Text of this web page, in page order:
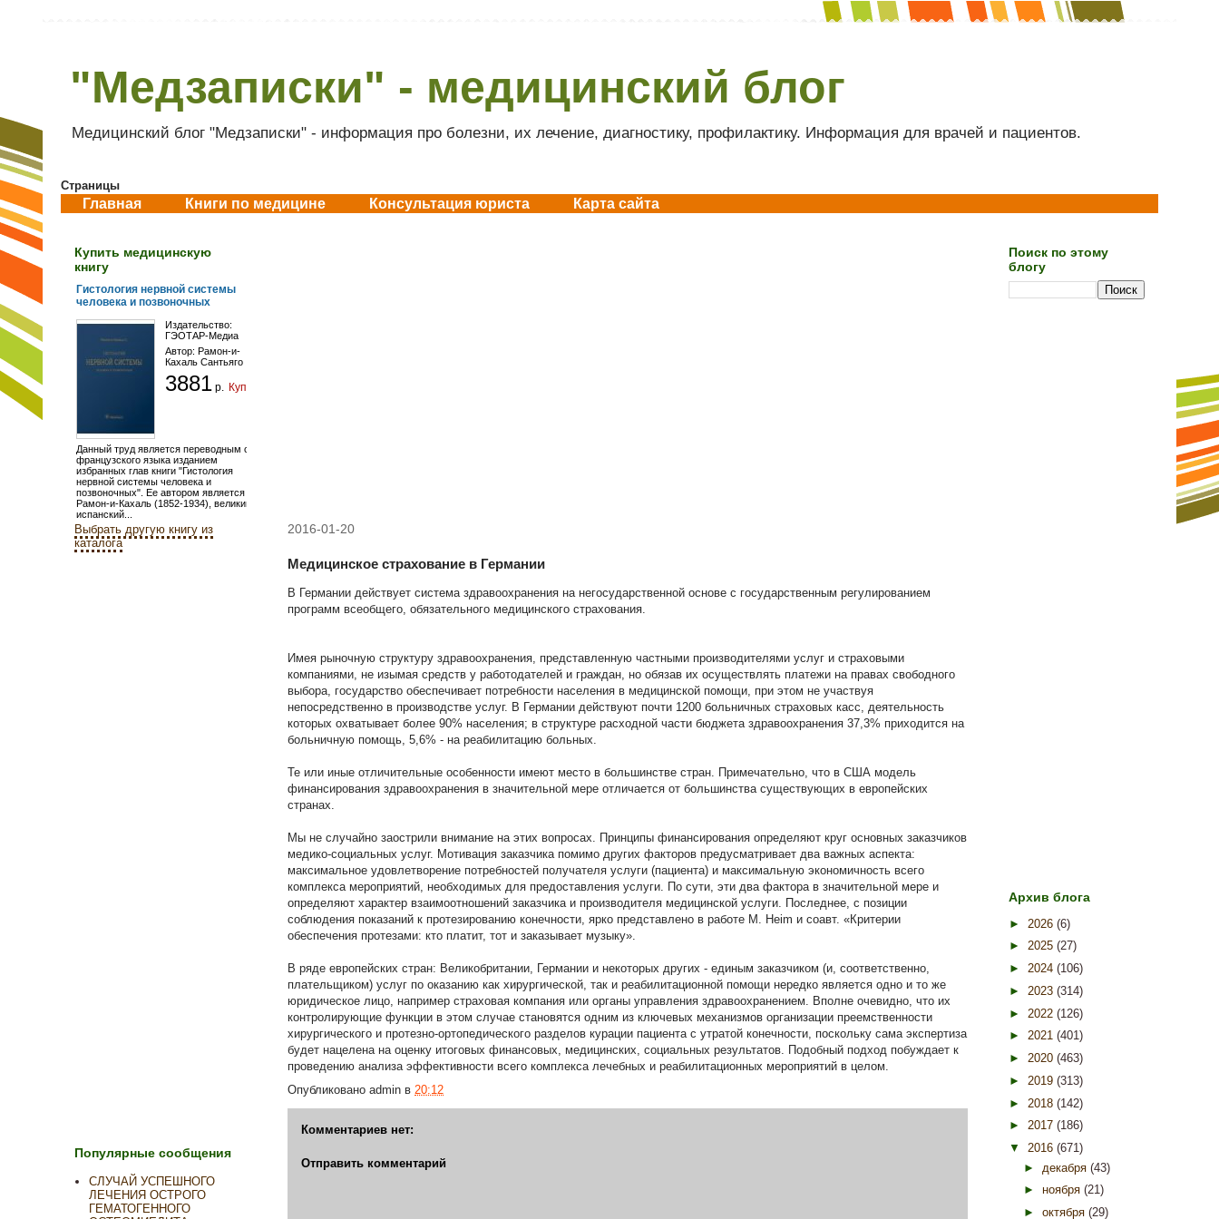
"Медзаписки" - медицинский блог
Медицинский блог "Медзаписки" - информация про болезни, их лечение, диагностику, профилактику. Информация для врачей и пациентов.
Страницы
Главная Книги по медицине Консультация юриста Карта сайта
2016-01-20
Медицинское страхование в Германии
В Германии действует система здравоохранения на негосударственной основе с государственным регулированием
программ всеобщего, обязательного медицинского страхования.
Имея рыночную структуру здравоохранения, представленную частными производителями услуг и страховыми
компаниями, не изымая средств у работодателей и граждан, но обязав их осуществлять платежи на правах свободного
выбора, государство обеспечивает потребности населения в медицинской помощи, при этом не участвуя
непосредственно в производстве услуг. В Германии действуют почти 1200 больничных страховых касс, деятельность
которых охватывает более 90% населения; в структуре расходной части бюджета здравоохранения 37,3% приходится на
больничную помощь, 5,6% - на реабилитацию больных.
Те или иные отличительные особенности имеют место в большинстве стран. Примечательно, что в США модель
финансирования здравоохранения в значительной мере отличается от большинства существующих в европейских
странах.
Мы не случайно заострили внимание на этих вопросах. Принципы финансирования определяют круг основных заказчиков
медико-социальных услуг. Мотивация заказчика помимо других факторов предусматривает два важных аспекта:
максимальное удовлетворение потребностей получателя услуги (пациента) и максимальную экономичность всего
комплекса мероприятий, необходимых для предоставления услуги. По сути, эти два фактора в значительной мере и
определяют характер взаимоотношений заказчика и производителя медицинской услуги. Последнее, с позиции
соблюдения показаний к протезированию конечности, ярко представлено в работе М. Heim и соавт. «Критерии
обеспечения протезами: кто платит, тот и заказывает музыку».
В ряде европейских стран: Великобритании, Германии и некоторых других - единым заказчиком (и, соответственно,
плательщиком) услуг по оказанию как хирургической, так и реабилитационной помощи нередко является одно и то же
юридическое лицо, например страховая компания или органы управления здравоохранением. Вполне очевидно, что их
контролирующие функции в этом случае становятся одним из ключевых механизмов организации преемственности
хирургического и протезно-ортопедического разделов курации пациента с утратой конечности, поскольку сама экспертиза
будет нацелена на оценку итоговых финансовых, медицинских, социальных результатов. Подобный подход побуждает к
проведению анализа эффективности всего комплекса лечебных и реабилитационных мероприятий в целом.
Опубликовано admin в 20:12
Комментариев нет:
Отправить комментарий
Купить медицинскую
книгу
Гистология нервной системы
человека и позвоночных
Издательство:
ГЭОТАР-Медиа
Автор: Рамон-и-
Кахаль Сантьяго
3881 р. Купить
Данный труд является переводным с
французского языка изданием
избранных глав книги "Гистология
нервной системы человека и
позвоночных". Ее автором является С.
Рамон-и-Кахаль (1852-1934), великий
испанский...
Выбрать другую книгу из
каталога
Популярные сообщения
СЛУЧАЙ УСПЕШНОГО
ЛЕЧЕНИЯ ОСТРОГО
ГЕМАТОГЕННОГО
Поиск по этому
блогу
Архив блога
► 2026 (6)
► 2025 (27)
► 2024 (106)
► 2023 (314)
► 2022 (126)
► 2021 (401)
► 2020 (463)
► 2019 (313)
► 2018 (142)
► 2017 (186)
▼ 2016 (671)
► декабря (43)
► ноября (21)
► октября (29)